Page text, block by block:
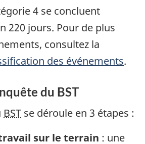
4 se concluent
220 jours. Pour de plus
consultez la
des événements.
du BST
BST se déroule en 3 étapes :
sur le terrain : une